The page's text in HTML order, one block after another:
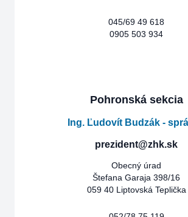
045/69 49 618
0905 503 934
Pohronská sekcia
Ing. Ľudovít Budzák -
prezident@zhk.sk
Obecný úrad
Štefana Garaja 398/16
059 40 Liptovská Teplička